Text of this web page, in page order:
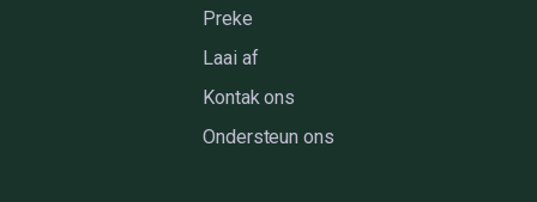
Preke
Laai af
Kontak ons
Ondersteun ons